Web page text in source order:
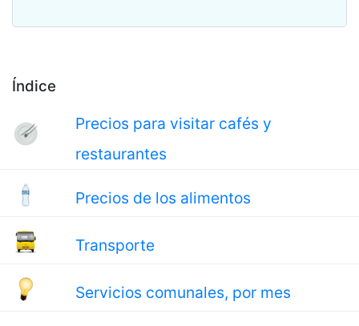
Índice
Precios para visitar cafés y
restaurantes
Precios de los alimentos
Transporte
Servicios comunales, por mes